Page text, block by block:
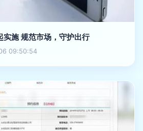
实施 规范市场，守护出行
09:50:54